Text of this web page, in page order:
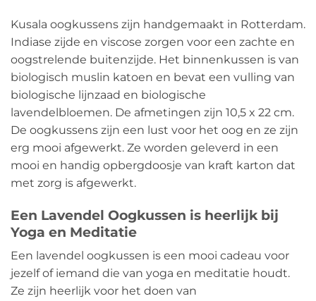
Kusala oogkussens zijn handgemaakt in Rotterdam.
Indiase zijde en viscose zorgen voor een zachte en
oogstrelende buitenzijde. Het binnenkussen is van
biologisch muslin katoen en bevat een vulling van
biologische lijnzaad en biologische
lavendelbloemen. De afmetingen zijn 10,5 x 22 cm.
De oogkussens zijn een lust voor het oog en ze zijn
erg mooi afgewerkt. Ze worden geleverd in een
mooi en handig opbergdoosje van kraft karton dat
met zorg is afgewerkt.
Een Lavendel Oogkussen is heerlijk bij
Yoga en Meditatie
Een lavendel oogkussen is een mooi cadeau voor
jezelf of iemand die van yoga en meditatie houdt.
Ze zijn heerlijk voor het doen van